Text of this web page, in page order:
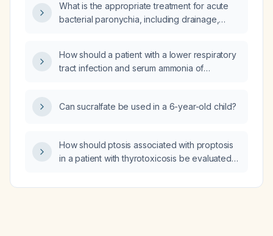
What is the appropriate treatment for acute
bacterial paronychia, including drainage,
involvement?
How should a patient with a lower respiratory
tract infection and serum ammonia of
Can sucralfate be used in a 6-year-old child?
How should ptosis associated with proptosis
in a patient with thyrotoxicosis be evaluated